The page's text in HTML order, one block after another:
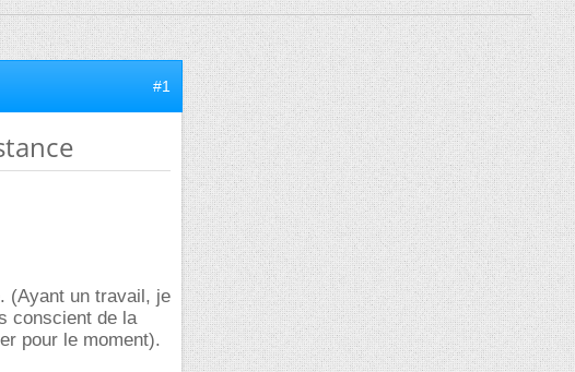
#1
(Ayant un travail, je
conscient de la
pour le moment).